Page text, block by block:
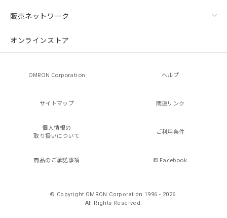
販売ネットワーク
オンラインストア
OMRON Corporation ヘルプ
サイトマップ 関連リンク
個人情報の
取り扱いについて
ご利用条件
商品のご承諾事項 Facebook
© Copyright OMRON Corporation 1996 - 2026.
All Rights Reserved.